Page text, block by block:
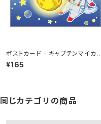
ポストカード - キャプテンマイカ、
うさぎ星人と出会うの巻
¥165
同じカテゴリの商品